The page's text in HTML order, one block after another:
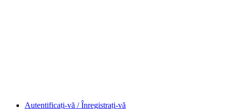
Autentificați-vă / Înregistrați-vă